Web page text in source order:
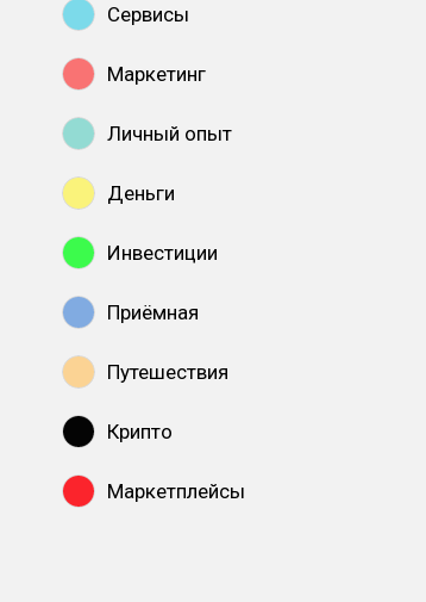
Сервисы
Маркетинг
Личный опыт
Деньги
Инвестиции
Приёмная
Путешествия
Крипто
Маркетплейсы